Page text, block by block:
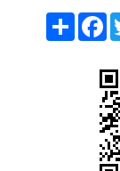
Share